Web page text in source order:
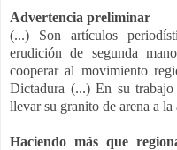
Advertencia preliminar
(...) Son artículos
erudición de segunda
cooperar al movimiento
Dictadura (...) En su
llevar su granito de arena a
Haciendo más que